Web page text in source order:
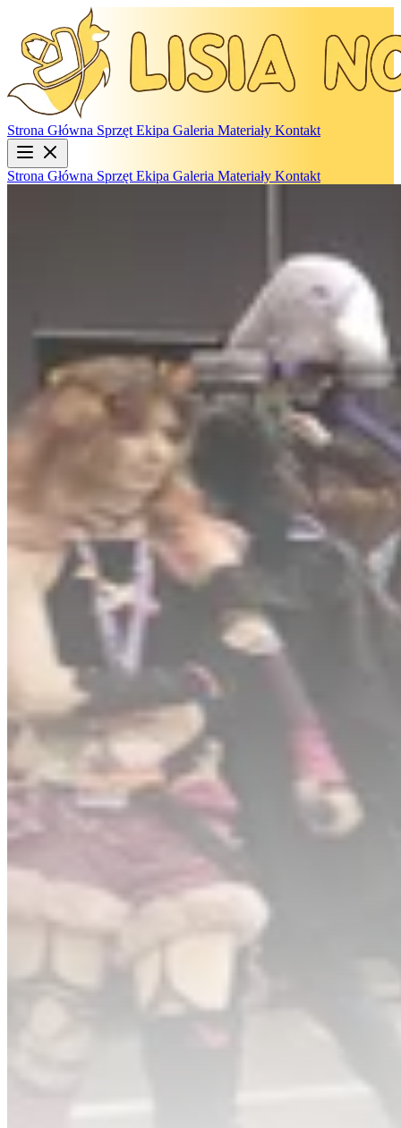
Strona Główna Sprzęt Ekipa Galeria Materiały Kontakt
Strona Główna Sprzęt Ekipa Galeria Materiały Kontakt